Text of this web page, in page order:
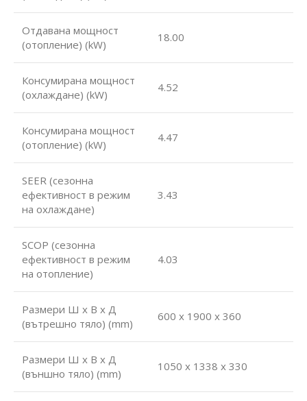
Отдавана мощност
(отопление) (kW)
18.00
Консумирана мощност
(охлаждане) (kW)
4.52
Консумирана мощност
(отопление) (kW)
4.47
SEER (сезонна
ефективност в режим
на охлаждане)
3.43
SCOP (сезонна
ефективност в режим
на отопление)
4.03
Размери Ш х В х Д
(вътрешно тяло) (mm)
600 x 1900 x 360
Размери Ш х В х Д
(външно тяло) (mm)
1050 x 1338 x 330